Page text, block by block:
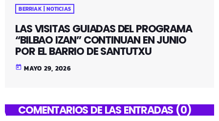
BERRIAK | NOTICIAS
LAS VISITAS GUIADAS DEL PROGRAMA
“BILBAO IZAN” CONTINUAN EN JUNIO
POR EL BARRIO DE SANTUTXU
today MAYO 29, 2026
COMENTARIOS DE LAS ENTRADAS (0)